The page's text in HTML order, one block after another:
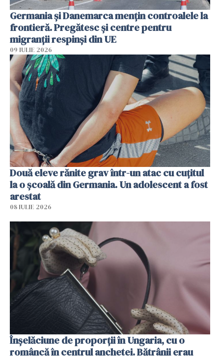
Germania și Danemarca mențin controalele la
frontieră. Pregătesc și centre pentru
migranții respinși din UE
09 IULIE 2026
Două eleve rănite grav într-un atac cu cuțitul
la o școală din Germania. Un adolescent a fost
arestat
08 IULIE 2026
Înșelăciune de proporții în Ungaria, cu o
româncă în centrul anchetei. Bătrânii erau